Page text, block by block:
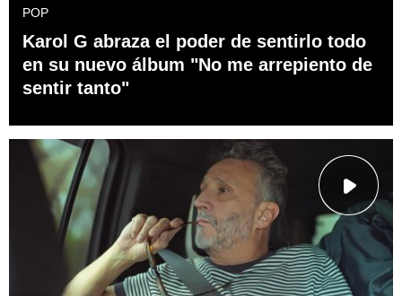
POP
Karol G abraza el poder de sentirlo todo
en su nuevo álbum "No me arrepiento de
sentir tanto"